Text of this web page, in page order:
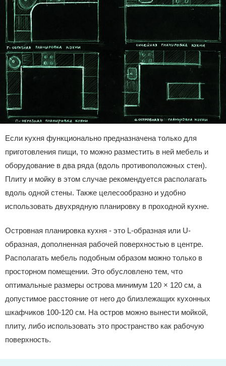
Если кухня функционально предназначена только для
приготовления пищи, то можно разместить в ней мебель и
оборудование в два ряда (вдоль противоположных стен).
Плиту и мойку в этом случае рекомендуется располагать
вдоль одной стены. Также целесообразно и удобно
использовать двухрядную планировку в проходной кухне.
Островная планировка кухня - это L-образная или U-
образная, дополненная рабочей поверхностью в центре.
Располагать мебель подобным образом можно только в
просторном помещении. Это обусловлено тем, что
оптимальные размеры острова минимум 120 × 120 см, а
допустимое расстояние от него до близлежащих кухонных
шкафчиков 100-120 см. На остров можно вынести мойкой,
плиту, либо использовать это пространство как рабочую
поверхность.